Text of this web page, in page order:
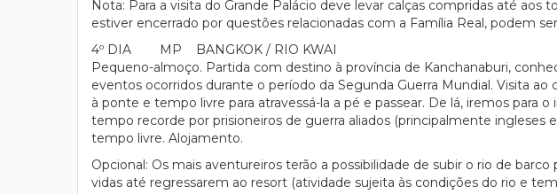
Nota: Para a visita do Grande Palácio deve levar calças compridas até
estiver encerrado por questões relacionadas com a Família Real, podem
4º DIA MP BANGKOK / RIO KWAI
Pequeno-almoço. Partida com destino à província de Kanchanaburi,
eventos ocorridos durante o período da Segunda Guerra Mundial. Visita
à ponte e tempo livre para atravessá-la a pé e passear. De lá, iremos
tempo recorde por prisioneiros de guerra aliados (principalmente ingleses
tempo livre. Alojamento.
Opcional: Os mais aventureiros terão a possibilidade de subir o rio de
vidas até regressarem ao resort (atividade sujeita às condições do rio e